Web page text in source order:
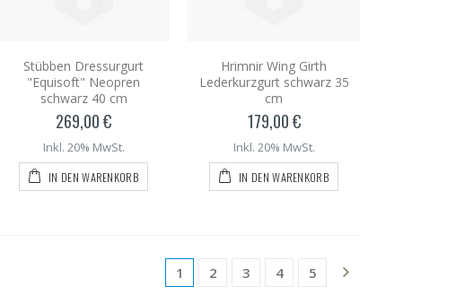
Stübben Dressurgurt
"Equisoft" Neopren
schwarz 40 cm
269,00 €
Inkl. 20% MwSt.
IN DEN WARENKORB
Hrimnir Wing Girth
Lederkurzgurt schwarz 35
cm
179,00 €
Inkl. 20% MwSt.
IN DEN WARENKORB
1 2 3 4 5